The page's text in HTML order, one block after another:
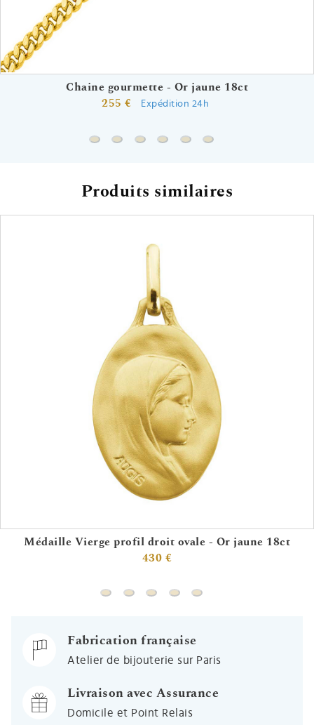
Chaine gourmette - Or jaune 18ct
255 €
Expédition 24h
Produits similaires
Médaille Vierge profil droit ovale - Or jaune 18ct
430 €
Fabrication française
Atelier de bijouterie sur Paris
Livraison avec Assurance
Domicile et Point Relais